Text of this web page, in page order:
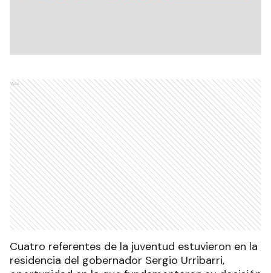
Ads
Cuatro referentes de la juventud estuvieron en la
residencia del gobernador Sergio Urribarri,